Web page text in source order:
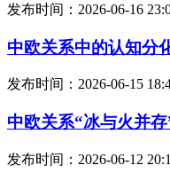
发布时间：2026-06-16
中欧关系中的认知分
发布时间：2026-06-15
中欧关系“冰与火并
发布时间：2026-06-12